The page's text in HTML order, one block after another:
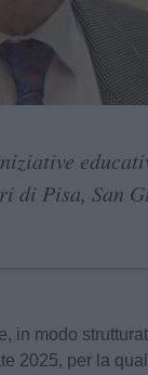
di Pisa, San
in modo
2025, per la